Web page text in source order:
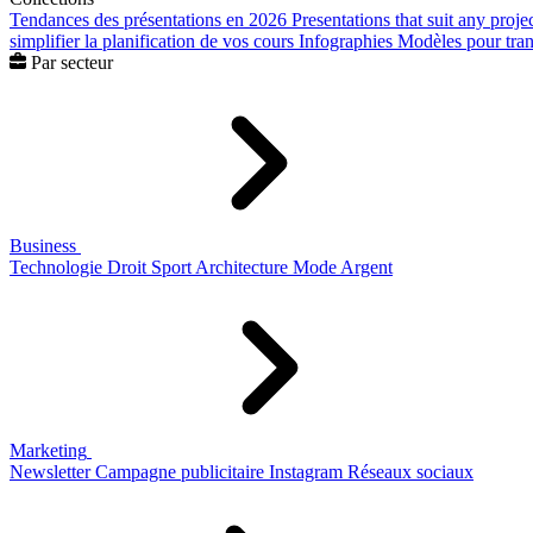
Tendances des présentations en 2026 Presentations that suit any
simplifier la planification de vos cours Infographies Modèles pour
Par secteur
Business
Technologie Droit Sport Architecture Mode Argent
Marketing
Newsletter Campagne publicitaire Instagram Réseaux sociaux